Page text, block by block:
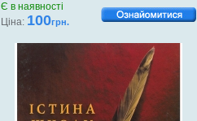
Є в наявності
Ціна: 100грн.